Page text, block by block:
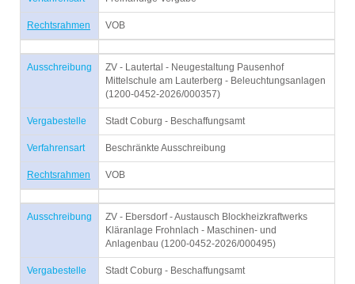
Rechtsrahmen VOB
Ausschreibung
ZV - Lautertal - Neugestaltung Pausenhof
Mittelschule am Lauterberg - Beleuchtungsanlagen
(1200-0452-2026/000357)
Vergabestelle Stadt Coburg - Beschaffungsamt
Verfahrensart Beschränkte Ausschreibung
Rechtsrahmen VOB
Ausschreibung
ZV - Ebersdorf - Austausch Blockheizkraftwerks
Kläranlage Frohnlach - Maschinen- und
Anlagenbau (1200-0452-2026/000495)
Vergabestelle Stadt Coburg - Beschaffungsamt